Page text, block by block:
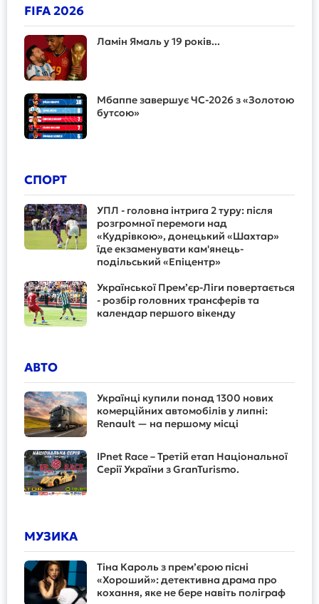
FIFA 2026
Ламін Ямаль у 19 років...
Мбаппе завершує ЧС-2026 з «Золотою
бутсою»
СПОРТ
УПЛ - головна інтрига 2 туру: після
розгромної перемоги над
«Кудрівкою», донецький «Шахтар»
їде екзаменувати кам'янець-
подільський «Епіцентр»
Української Прем’єр-Ліги повертається
- розбір головних трансферів та
календар першого вікенду
АВТО
Українці купили понад 1300 нових
комерційних автомобілів у липні:
Renault — на першому місці
IPnet Race – Третій етап Національної
Серії України з GranTurismo.
МУЗИКА
Тіна Кароль з прем’єрою пісні
«Хороший»: детективна драма про
кохання, яке не бере навіть поліграф